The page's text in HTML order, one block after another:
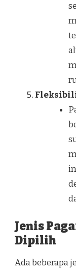
Jenis
Dipilih
Ada beberapa